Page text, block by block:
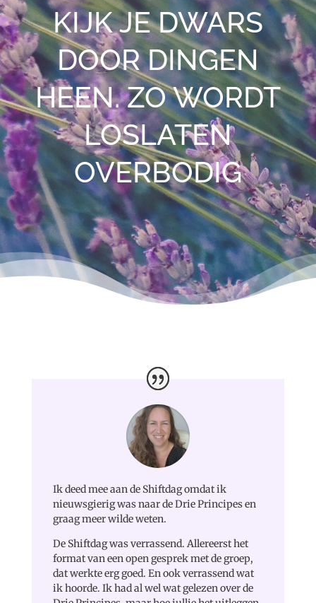
KIJK JE DWARS
DOOR DINGEN
HEEN. ZO WORDT
LOSLATEN
OVERBODIG
Ik deed mee aan de Shiftdag omdat ik
nieuwsgierig was naar de Drie Principes en
graag meer wilde weten.
De Shiftdag was verrassend. Allereerst het
format van een open gesprek met de groep,
dat werkte erg goed. En ook verrassend wat
ik hoorde. Ik had al wel wat gelezen over de